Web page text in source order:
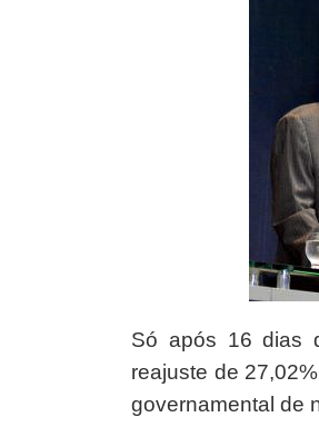
Só após 16 dias
reajuste de
governamental de